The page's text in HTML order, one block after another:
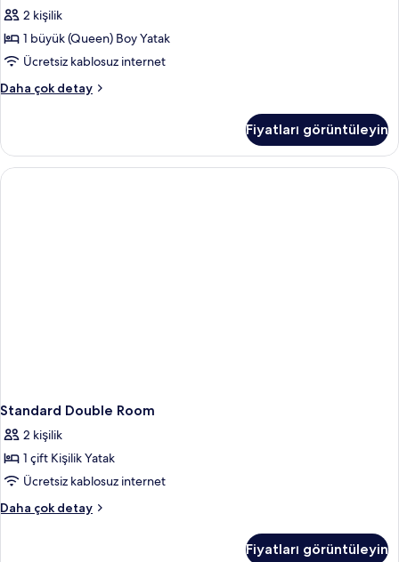
2 kişilik
1 büyük (Queen) Boy Yatak
Ücretsiz kablosuz internet
Daha çok detay
VIP
fazla
detay
Fiyatları görüntüleyin
Standard Double Room
2 kişilik
1 çift Kişilik Yatak
Ücretsiz kablosuz internet
Daha çok detay
Standard
Fiyatları görüntüleyin